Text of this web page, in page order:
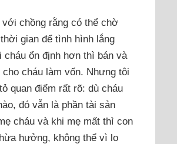
với chồng rằng có thể chờ
gian để tình hình lắng
cháu ổn định hơn thì bán và
cháu làm vốn. Nhưng tôi
quan điểm rất rõ: dù cháu
đó vẫn là phần tài sản
cháu và khi mẹ mất thì con
hưởng, không thể vì lo